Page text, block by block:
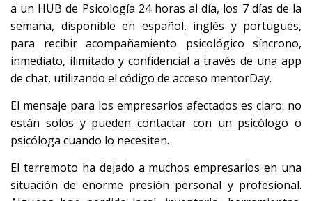
a un HUB de Psicología 24 horas al día, los 7 días de la
semana, disponible en español, inglés y portugués,
para recibir acompañamiento psicológico síncrono,
inmediato, ilimitado y confidencial a través de una app
de chat, utilizando el código de acceso mentorDay.
El mensaje para los empresarios afectados es claro: no
están solos y pueden contactar con un psicólogo o
psicóloga cuando lo necesiten.
El terremoto ha dejado a muchos empresarios en una
situación de enorme presión personal y profesional.